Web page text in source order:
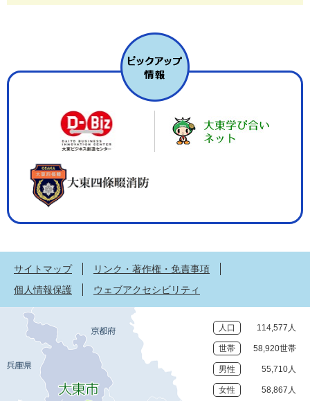
サイトマップ
リンク・著作権・免責事項
個人情報保護
ウェブアクセシビリティ
人口 114,577人
世帯 58,920世帯
男性 55,710人
女性 58,867人